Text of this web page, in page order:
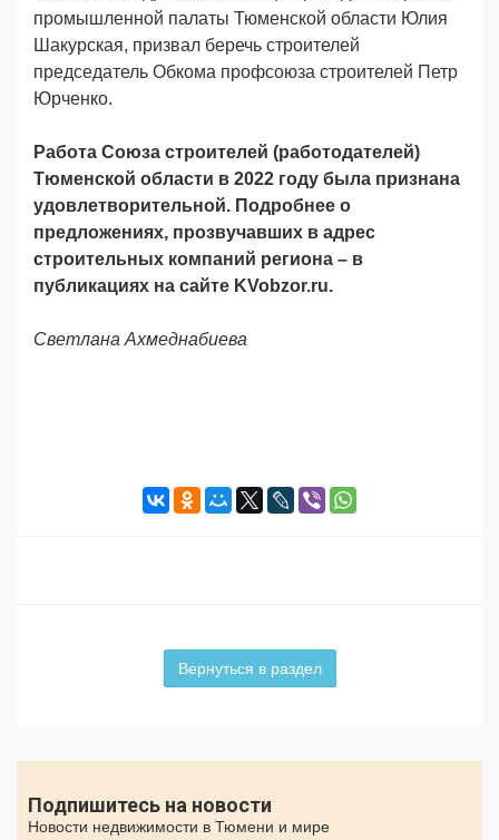
промышленной палаты Тюменской области Юлия
Шакурская, призвал беречь строителей
председатель Обкома профсоюза строителей Петр
Юрченко.
Работа Союза строителей (работодателей)
Тюменской области в 2022 году была признана
удовлетворительной. Подробнее о
предложениях, прозвучавших в адрес
строительных компаний региона – в
публикациях на сайте KVobzor.ru.
Светлана Ахмеднабиева
Вернуться в раздел
Подпишитесь на новости
Новости недвижимости в Тюмени и мире